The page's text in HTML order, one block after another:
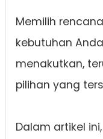
Memilih
kebutuhan
menakutkan,
pilihan yang
Dalam artikel